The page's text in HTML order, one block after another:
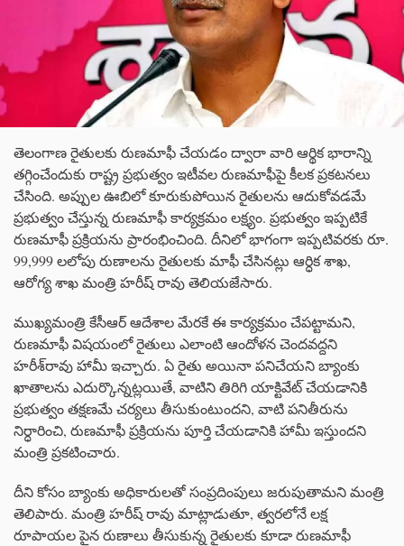
తెలంగాణ రైతులకు రుణమాఫీ చేయడం ద్వారా వారి ఆర్థిక భారాన్ని
తగ్గించేందుకు రాష్ట్ర ప్రభుత్వం ఇటీవల రుణమాఫీపై కీలక ప్రకటనలు
చేసింది. అప్పుల ఊబిలో కూరుకుపోయిన రైతులను ఆదుకోవడమే
ప్రభుత్వం చేస్తున్న రుణమాఫీ కార్యక్రమం లక్ష్యం. ప్రభుత్వం ఇప్పటికే
రుణమాఫీ ప్రక్రియను ప్రారంభించింది. దీనిలో భాగంగా ఇప్పటివరకు రూ.
99,999 లలోపు రుణాలను రైతులకు మాఫీ చేసినట్లు ఆర్ధిక శాఖ,
ఆరోగ్య శాఖ మంత్రి హరీష్ రావు తెలియజేసారు.
ముఖ్యమంత్రి కేసీఆర్ ఆదేశాల మేరకే ఈ కార్యక్రమం చేపట్టామని,
రుణమాఫీ విషయంలో రైతులు ఎలాంటి ఆందోళన చెందవద్దని
హరీశ్‌రావు హామీ ఇచ్చారు. ఏ రైతు అయినా పనిచేయని బ్యాంకు
ఖాతాలను ఎదుర్కొన్నట్లయితే, వాటిని తిరిగి యాక్టివేట్ చేయడానికి
ప్రభుత్వం తక్షణమే చర్యలు తీసుకుంటుందని, వాటి పనితీరును
నిర్ధారించి, రుణమాఫీ ప్రక్రియను పూర్తి చేయడానికి హామీ ఇస్తుందని
మంత్రి ప్రకటించారు.
దీని కోసం బ్యాంకు అధికారులతో సంప్రదింపులు జరుపుతామని మంత్రి
తెలిపారు. మంత్రి హరీష్ రావు మాట్లాడుతూ, త్వరలోనే లక్ష
రూపాయల పైన రుణాలు తీసుకున్న రైతులకు కూడా రుణమాఫీ